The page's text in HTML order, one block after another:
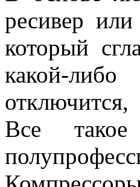
ресивер
который
какой-
Все